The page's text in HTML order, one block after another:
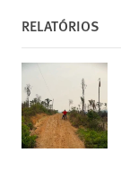
RELATÓRIOS